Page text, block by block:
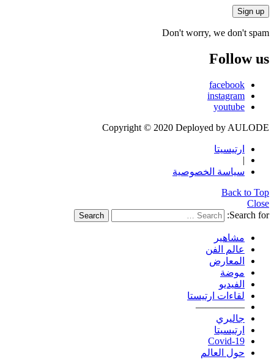
Don't worry, we don't spam
Follow us
facebook
instagram
youtube
Copyright © 2020 Deployed by AULODE
ارتيسيتا
|
سياسة الخصوصية
Back to Top
Close
Search for:
Search
مشاهير
عالم الفن
المعارض
موضة
الفيديو
لقاءات ارتيستا
—————
جاليري
ارتيسيتا
Covid-19
حول العالم